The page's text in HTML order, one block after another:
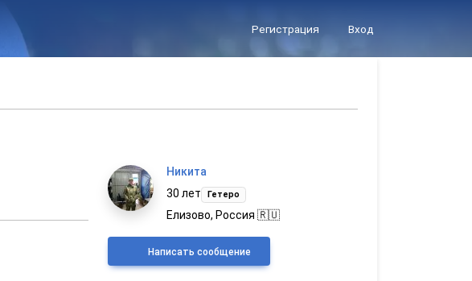
Регистрация Вход
Никита
30 лет
Гетеро
Елизово, Россия 🇷🇺
Написать сообщение